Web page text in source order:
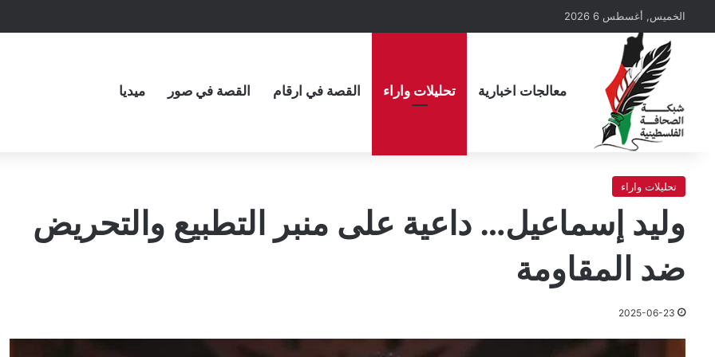
الخميس, أغسطس 6 2026
معالجات اخبارية تحليلات واراء القصة في ارقام القصة في صور ميديا
تحليلات واراء
وليد إسماعيل… داعية على منبر التطبيع والتحريض
ضد المقاومة
2025-06-23